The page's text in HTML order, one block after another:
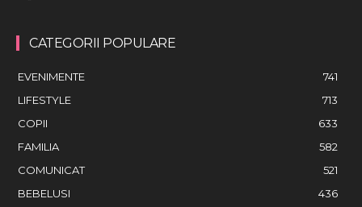
CATEGORII POPULARE
EVENIMENTE
741
LIFESTYLE
713
COPII
633
FAMILIA
582
COMUNICAT
521
BEBELUSI
436